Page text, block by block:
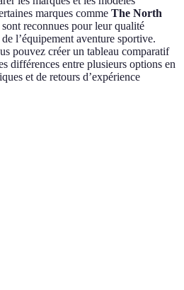
marques comme The North
sont reconnues pour leur qualité
l’équipement aventure sportive.
pouvez créer un tableau comparatif
différences entre plusieurs options en
et de retours d’expérience